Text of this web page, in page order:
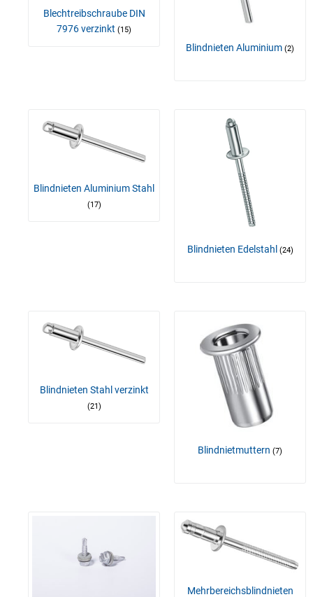
Blechtreibschraube DIN
7976 verzinkt (15)
Blindnieten Aluminium (2)
Blindnieten Aluminium Stahl
(17)
Blindnieten Edelstahl (24)
Blindnieten Stahl verzinkt
(21)
Blindnietmuttern (7)
Mehrbereichsblindnieten